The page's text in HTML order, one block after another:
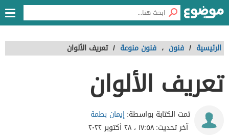
الرئيسية / فنون ، فنون منوعة / تعريف الألوان
تعريف الألوان
تمت الكتابة بواسطة:إيمان بطمة
آخر تحديث:١٧:٥٨ ، ٢٨ أكتوبر ٢٠٢٢